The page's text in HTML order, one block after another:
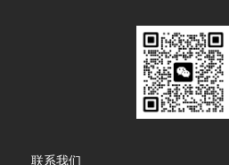
联系我们